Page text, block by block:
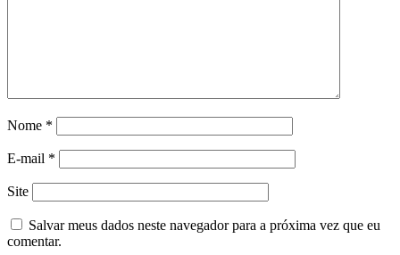
Nome *
E-mail *
Site
Salvar meus dados neste navegador para a próxima vez que eu
comentar.